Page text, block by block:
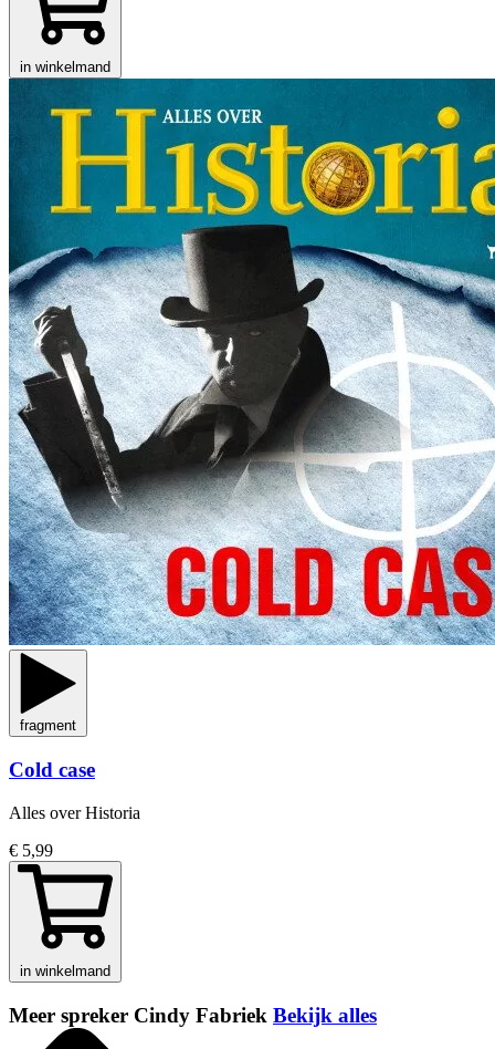
in winkelmand
fragment
Cold case
Alles over Historia
€ 5,99
in winkelmand
Meer spreker Cindy Fabriek Bekijk alles